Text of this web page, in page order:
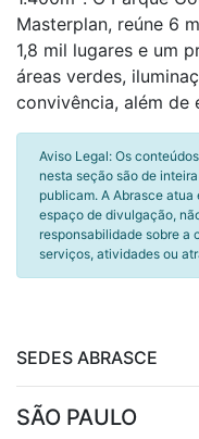
Masterplan, reúne 6
1,8 mil lugares e um
áreas verdes,
convivência, além de
Aviso Legal: Os
nesta seção são de
publicam. A Abrasce
espaço de divulgação,
responsabilidade sobre a
serviços, atividades ou
SEDES ABRASCE
SÃO PAULO